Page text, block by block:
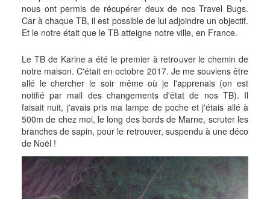
nous ont permis de récupérer deux de nos Travel Bugs.
Car à chaque TB, il est possible de lui adjoindre un objectif.
Et le notre était que le TB atteigne notre ville, en France.
Le TB de Karine a été le premier à retrouver le chemin de
notre maison. C'était en octobre 2017. Je me souviens être
allé le chercher le soir même où je l'apprenais (on est
notifié par mail des changements d'état de nos TB). Il
faisait nuit, j'avais pris ma lampe de poche et j'étais allé à
500m de chez moi, le long des bords de Marne, scruter les
branches de sapin, pour le retrouver, suspendu à une déco
de Noël !